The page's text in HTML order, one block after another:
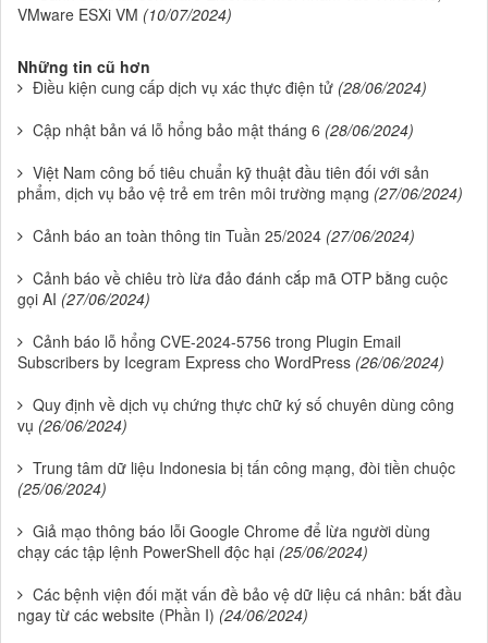
VMware ESXi VM (10/07/2024)
Những tin cũ hơn
Điều kiện cung cấp dịch vụ xác thực điện tử (28/06/2024)
Cập nhật bản vá lỗ hổng bảo mật tháng 6 (28/06/2024)
Việt Nam công bố tiêu chuẩn kỹ thuật đầu tiên đối với sản
phẩm, dịch vụ bảo vệ trẻ em trên môi trường mạng (27/06/2024)
Cảnh báo an toàn thông tin Tuần 25/2024 (27/06/2024)
Cảnh báo về chiêu trò lừa đảo đánh cắp mã OTP bằng cuộc
gọi AI (27/06/2024)
Cảnh báo lỗ hổng CVE-2024-5756 trong Plugin Email
Subscribers by Icegram Express cho WordPress (26/06/2024)
Quy định về dịch vụ chứng thực chữ ký số chuyên dùng công
vụ (26/06/2024)
Trung tâm dữ liệu Indonesia bị tấn công mạng, đòi tiền chuộc
(25/06/2024)
Giả mạo thông báo lỗi Google Chrome để lừa người dùng
chạy các tập lệnh PowerShell độc hại (25/06/2024)
Các bệnh viện đối mặt vấn đề bảo vệ dữ liệu cá nhân: bắt đầu
ngay từ các website (Phần I) (24/06/2024)